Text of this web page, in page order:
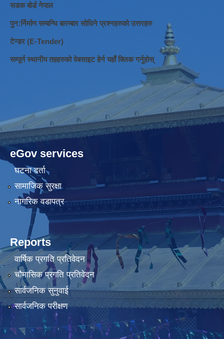
सडक बोर्ड नेपाल
पुन:र्निर्माण सम्बन्धि बारम्बार सोधिने प्रश्नहरुको उत्तरहरु
टेन्डर (E-Tender)
सम्पूर्ण स्थानीय तहहरुको वेबसाइट हेर्न यहाँ क्लिक गर्नुहोस्
eGov services
घटना दर्ता
सामाजिक सुरक्षा
नागरिक वडापत्र
Reports
वार्षिक प्रगति प्रतिवेदन
चौमासिक प्रगति प्रतिवेदन
सार्वजनिक सुनुवाई
सार्वजनिक परीक्षण